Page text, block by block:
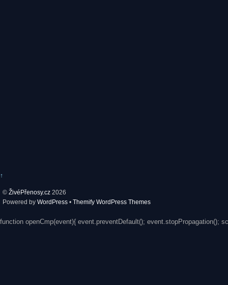
↑
© ŽivéPřenosy.cz 2026
Powered by WordPress • Themify WordPress Themes
function openCmp(event){ event.preventDefault(); event.stopPropagation();